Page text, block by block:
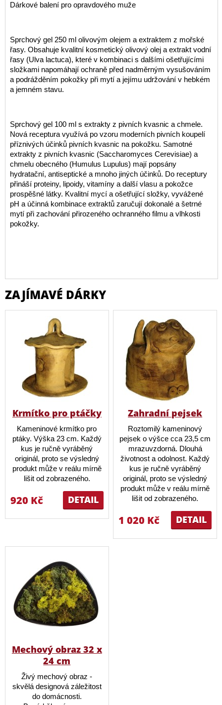
Dárkové balení pro opravdového muže
Sprchový gel 250 ml olivovým olejem a extraktem z mořské
řasy. Obsahuje kvalitní kosmetický olivový olej a extrakt vodní
řasy (Ulva lactuca), které v kombinaci s dalšími ošetřujícími
složkami napomáhají ochraně před nadměrným vysušováním
a podrážděním pokožky při mytí a jejímu udržování v hebkém
a jemném stavu.
Sprchový gel 100 ml s extrakty z pivních kvasnic a chmele.
Nová receptura využívá po vzoru moderních pivních koupelí
příznivých účinků pivních kvasnic na pokožku. Samotné
extrakty z pivních kvasnic (Saccharomyces Cerevisiae) a
chmelu obecného (Humulus Lupulus) mají popsány
hydratační, antiseptické a mnoho jiných účinků. Do receptury
přináší proteiny, lipoidy, vitamíny a další vlasu a pokožce
prospěšné látky. Kvalitní mycí a ošetřující složky, vyvážené
pH a účinná kombinace extraktů zaručují dokonalé a šetrné
mytí při zachování přirozeného ochranného filmu a vlhkosti
pokožky.
ZAJÍMAVÉ DÁRKY
Krmítko pro ptáčky
Kameninové krmítko pro
ptáky. Výška 23 cm. Každý
kus je ručně vyráběný
originál, proto se výsledný
produkt může v reálu mírně
lišit od zobrazeného.
DETAIL
920 Kč
Zahradní pejsek
Roztomilý kameninový
pejsek o výšce cca 23,5 cm
mrazuvzdorná. Dlouhá
životnost a odolnost. Každý
kus je ručně vyráběný
originál, proto se výsledný
produkt může v reálu mírně
lišit od zobrazeného.
DETAIL
1 020 Kč
Mechový obraz 32 x
24 cm
Živý mechový obraz -
skvělá designová záležitost
do domácnosti.